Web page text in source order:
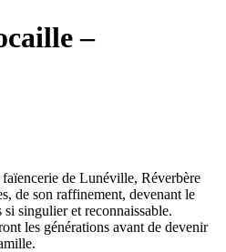
–
de Lunéville, Réverbère
de son raffinement, devenant le
singulier et reconnaissable.
les générations avant de devenir